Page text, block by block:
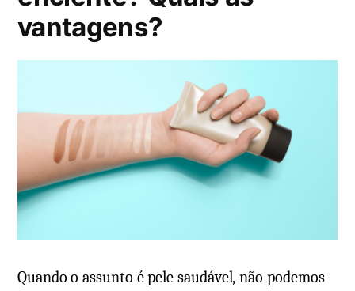
e
m
vantagens?
Quando o assunto é pele saudável, não podemos